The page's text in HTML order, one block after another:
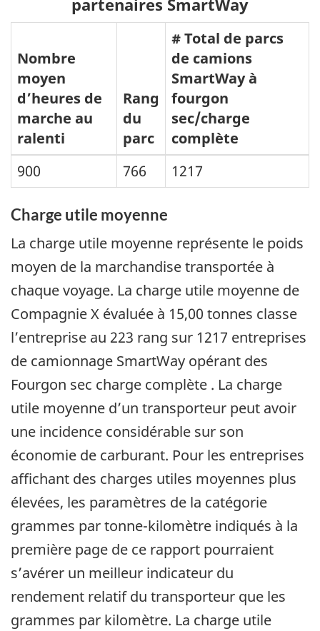
Nombre
moyen
d’heures de
marche au
ralenti
Rang
du
parc
# Total de parcs
de camions
SmartWay à
fourgon
sec/charge
complète
900
766 1217
Charge utile moyenne
La charge utile moyenne représente le poids
moyen de la marchandise transportée à
chaque voyage. La charge utile moyenne de
Compagnie X évaluée à 15,00 tonnes classe
l’entreprise au 223 rang sur 1217 entreprises
de camionnage SmartWay opérant des
Fourgon sec charge complète . La charge
utile moyenne d’un transporteur peut avoir
une incidence considérable sur son
économie de carburant. Pour les entreprises
affichant des charges utiles moyennes plus
élevées, les paramètres de la catégorie
grammes par tonne-kilomètre indiqués à la
première page de ce rapport pourraient
s’avérer un meilleur indicateur du
rendement relatif du transporteur que les
grammes par kilomètre. La charge utile